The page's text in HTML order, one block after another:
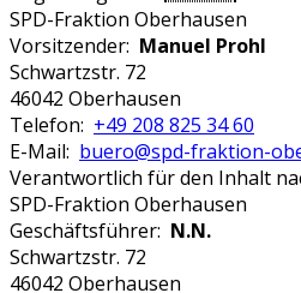
SPD-Fraktion Oberhausen
Vorsitzender: Manuel Prohl
Schwartzstr. 72
46042 Oberhausen
Telefon: +49 208 825 34 60
E-Mail: buero@spd-fraktion-
Verantwortlich für den Inhalt
SPD-Fraktion Oberhausen
Geschäftsführer: N.N.
Schwartzstr. 72
46042 Oberhausen